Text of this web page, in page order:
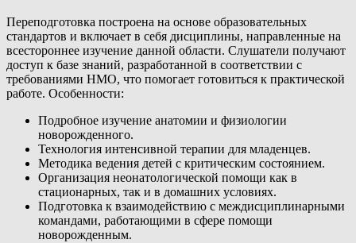
Переподготовка построена на основе образовательных
стандартов и включает в себя дисциплины, направленные на
всестороннее изучение данной области. Слушатели получают
доступ к базе знаний, разработанной в соответствии с
требованиями НМО, что помогает готовиться к практической
работе. Особенности:
Подробное изучение анатомии и физиологии
новорожденного.
Технология интенсивной терапии для младенцев.
Методика ведения детей с критическим состоянием.
Организация неонатологической помощи как в
стационарных, так и в домашних условиях.
Подготовка к взаимодействию с междисциплинарными
командами, работающими в сфере помощи
новорожденным.